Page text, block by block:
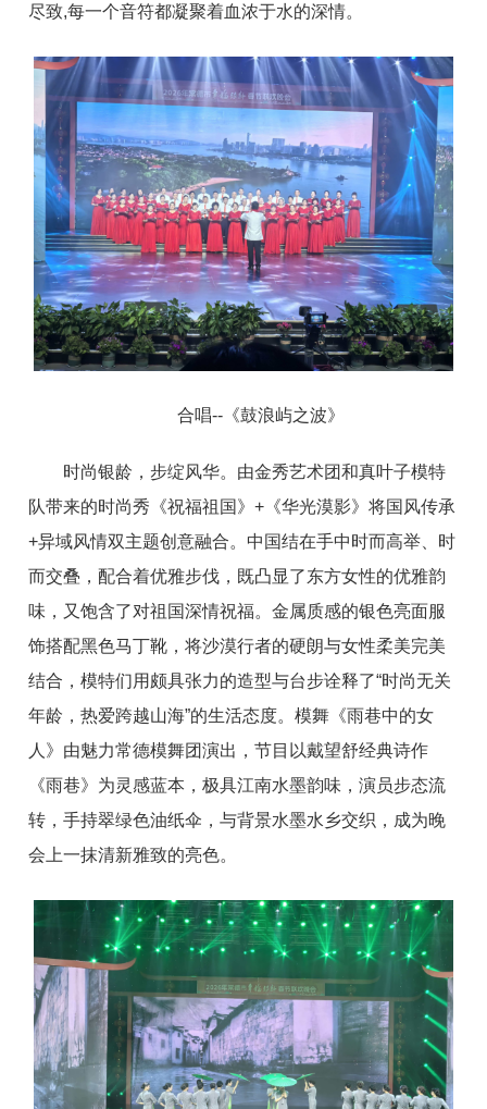
尽致,每一个音符都凝聚着血浓于水的深情。
合唱--《鼓浪屿之波》
时尚银龄，步绽风华。由金秀艺术团和真叶子模特
队带来的时尚秀《祝福祖国》+《华光漠影》将国风传承
+异域风情双主题创意融合。中国结在手中时而高举、时
而交叠，配合着优雅步伐，既凸显了东方女性的优雅韵
味，又饱含了对祖国深情祝福。金属质感的银色亮面服
饰搭配黑色马丁靴，将沙漠行者的硬朗与女性柔美完美
结合，模特们用颇具张力的造型与台步诠释了“时尚无关
年龄，热爱跨越山海”的生活态度。模舞《雨巷中的女
人》由魅力常德模舞团演出，节目以戴望舒经典诗作
《雨巷》为灵感蓝本，极具江南水墨韵味，演员步态流
转，手持翠绿色油纸伞，与背景水墨水乡交织，成为晚
会上一抹清新雅致的亮色。